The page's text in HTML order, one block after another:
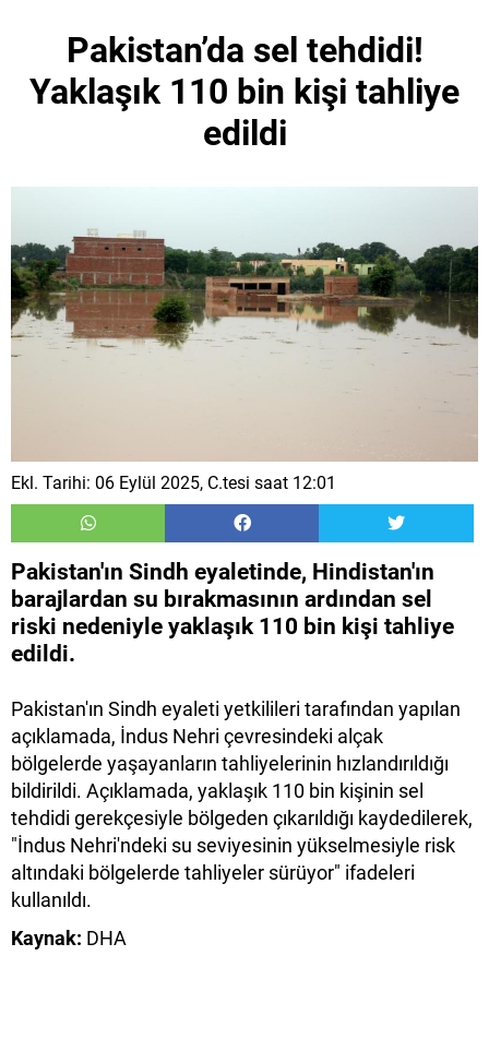
Pakistan’da sel tehdidi!
Yaklaşık 110 bin kişi tahliye
edildi
Ekl. Tarihi: 06 Eylül 2025, C.tesi saat 12:01
Pakistan'ın Sindh eyaletinde, Hindistan'ın
barajlardan su bırakmasının ardından sel
riski nedeniyle yaklaşık 110 bin kişi tahliye
edildi.
Pakistan'ın Sindh eyaleti yetkilileri tarafından yapılan
açıklamada, İndus Nehri çevresindeki alçak
bölgelerde yaşayanların tahliyelerinin hızlandırıldığı
bildirildi. Açıklamada, yaklaşık 110 bin kişinin sel
tehdidi gerekçesiyle bölgeden çıkarıldığı kaydedilerek,
"İndus Nehri'ndeki su seviyesinin yükselmesiyle risk
altındaki bölgelerde tahliyeler sürüyor" ifadeleri
kullanıldı.
Kaynak: DHA